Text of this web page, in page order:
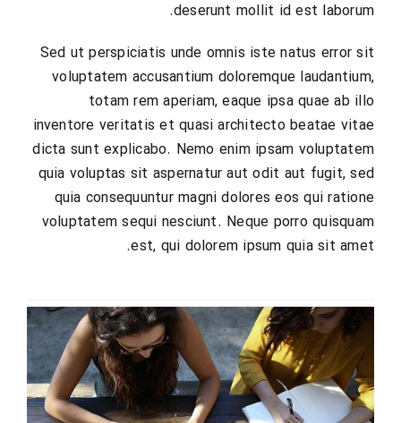
deserunt mollit id est laborum.
Sed ut perspiciatis unde omnis iste natus error sit
voluptatem accusantium doloremque laudantium,
totam rem aperiam, eaque ipsa quae ab illo
inventore veritatis et quasi architecto beatae vitae
dicta sunt explicabo. Nemo enim ipsam voluptatem
quia voluptas sit aspernatur aut odit aut fugit, sed
quia consequuntur magni dolores eos qui ratione
voluptatem sequi nesciunt. Neque porro quisquam
est, qui dolorem ipsum quia sit amet.